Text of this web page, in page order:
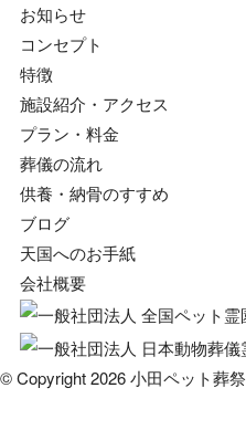
お知らせ
コンセプト
特徴
施設紹介・アクセス
プラン・料金
葬儀の流れ
供養・納骨のすすめ
ブログ
天国へのお手紙
会社概要
© Copyright 2026 小田ペット葬祭